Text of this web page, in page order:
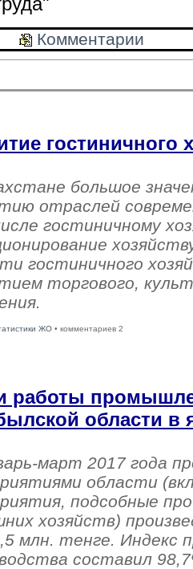
Комментарии
гостиничного
большое
отраслей
гостиничному
гостиничного
торгового,
ЖО • комментариев 2
работы
области в
март 2017 года
области
подсобные
хозяйств)
млн. тенге. Индекс
составил